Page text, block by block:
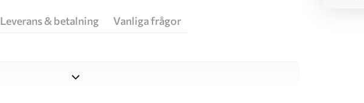
Leverans & betalning Vanliga frågor